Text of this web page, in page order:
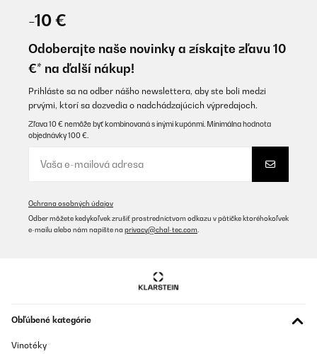
nem érintőképernyős, és nincs rajta óra kijelzés, csak az adott
program idejét jelzi, sima digitális óra nincs rajta, amikor nem
üzemel. Nem lehet állítani rajta hogy folyamatosan világítson, így
bekapcsolás után 5 mp-el leáll a belső világítás és be lehet
kapcsolgatni de 5mp-enként leáll, nincs lehetőség módosítani. A
programok jók rajta, a gőzölés tökéletes.
Schäfer
OVERENÁ KONTROLA
Hat meine Erwartungen übertroffen
28/03/2023
Alles wie beschrieben
-10 €
Odoberajte naše novinky a získajte zľavu 10
€* na ďalší nákup!
Prihláste sa na odber nášho newslettera, aby ste boli medzi
prvými, ktorí sa dozvedia o nadchádzajúcich výpredajoch.
Zľava 10 € nemôže byť kombinovaná s inými kupónmi. Minimálna hodnota
objednávky 100 €.
Ochrana osobných údajov
Odber môžete kedykoľvek zrušiť prostredníctvom odkazu v pätičke ktoréhokoľvek
e-mailu alebo nám napíšte na privacy@chal-tec.com
Obľúbené kategórie
Vinotéky